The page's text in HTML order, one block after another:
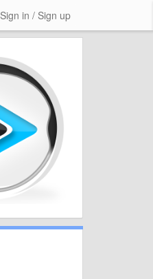
Sign in / Sign up